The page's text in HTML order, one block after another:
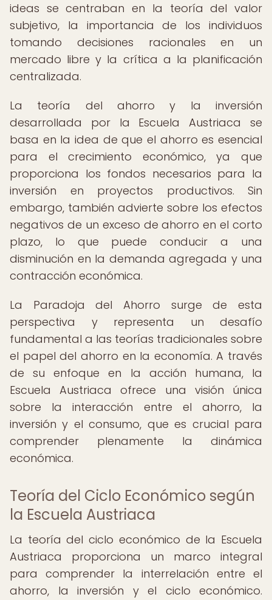
ideas se centraban en la teoría del valor
subjetivo, la importancia de los individuos
tomando decisiones racionales en un
mercado libre y la crítica a la planificación
centralizada.
La teoría del ahorro y la inversión
desarrollada por la Escuela Austriaca se
basa en la idea de que el ahorro es esencial
para el crecimiento económico, ya que
proporciona los fondos necesarios para la
inversión en proyectos productivos. Sin
embargo, también advierte sobre los efectos
negativos de un exceso de ahorro en el corto
plazo, lo que puede conducir a una
disminución en la demanda agregada y una
contracción económica.
La Paradoja del Ahorro surge de esta
perspectiva y representa un desafío
fundamental a las teorías tradicionales sobre
el papel del ahorro en la economía. A través
de su enfoque en la acción humana, la
Escuela Austriaca ofrece una visión única
sobre la interacción entre el ahorro, la
inversión y el consumo, que es crucial para
comprender plenamente la dinámica
económica.
Teoría del Ciclo Económico según
la Escuela Austriaca
La teoría del ciclo económico de la Escuela
Austriaca proporciona un marco integral
para comprender la interrelación entre el
ahorro, la inversión y el ciclo económico.